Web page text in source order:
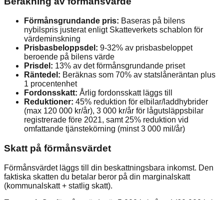
Förmånsgrundande pris: Baseras på bilens
nybilspris justerat enligt Skatteverkets schablon för
värdeminskning
Prisbasbeloppsdel: 9-32% av prisbasbeloppet
beroende på bilens värde
Prisdel: 13% av det förmånsgrundande priset
Räntedel: Beräknas som 70% av statslåneräntan plus
1 procentenhet
Fordonsskatt: Årlig fordonsskatt läggs till
Reduktioner: 45% reduktion för elbilar/laddhybrider
(max 120 000 kr/år), 3 000 kr/år för lågutsläppsbilar
registrerade före 2021, samt 25% reduktion vid
omfattande tjänstekörning (minst 3 000 mil/år)
Skatt på förmånsvärdet
Förmånsvärdet läggs till din beskattningsbara inkomst. Den
faktiska skatten du betalar beror på din marginalskatt
(kommunalskatt + statlig skatt).